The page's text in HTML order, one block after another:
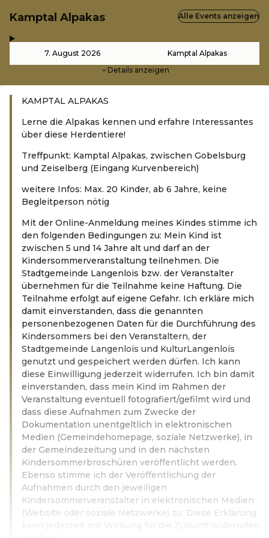
Kamptal Alpakas
7. August 2026 Kamptal Alpakas
Details anzeigen
Alle Events anzeigen
KAMPTAL ALPAKAS
Lerne die Alpakas kennen und erfahre Interessantes
über diese Herdentiere!
Treffpunkt: Kamptal Alpakas, zwischen Gobelsburg
und Zeiselberg (Eingang Kurvenbereich)
weitere Infos: Max. 20 Kinder, ab 6 Jahre, keine
Begleitperson nötig
Mit der Online-Anmeldung meines Kindes stimme ich
den folgenden Bedingungen zu: Mein Kind ist
zwischen 5 und 14 Jahre alt und darf an der
Kindersommerveranstaltung teilnehmen. Die
Stadtgemeinde Langenlois bzw. der Veranstalter
übernehmen für die Teilnahme keine Haftung. Die
Teilnahme erfolgt auf eigene Gefahr. Ich erkläre mich
damit einverstanden, dass die genannten
personenbezogenen Daten für die Durchführung des
Kindersommers bei den Veranstaltern, der
Stadtgemeinde Langenlois und KulturLangenlois
genutzt und gespeichert werden dürfen. Ich kann
diese Einwilligung jederzeit widerrufen. Ich bin damit
einverstanden, dass mein Kind im Rahmen der
Veranstaltung eventuell fotografiert/gefilmt wird und
dass diese Aufnahmen zum Zwecke der
Dokumentation unentgeltlich in elektronischen
Medien (Gemeindehomepage, soziale Netzwerke), in
der Gemeindezeitung und in den nächsten
Kindersommerbroschüren veröffentlicht werden.
Ebenso stimme ich der Veröffentlichung der
Aufnahmen durch den jeweiligen
Kindersommerveranstalter in elektronischen Medien
(Website oder soziale Netzwerke) zu. Diese Erklärung